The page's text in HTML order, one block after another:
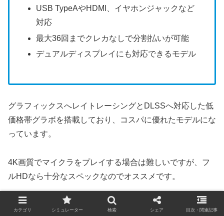
USB TypeAやHDMI、イヤホンジャックなど
対応
最大36回までクレカなしで分割払いが可能
デュアルディスプレイにも対応できるモデル
グラフィックスへレイトレーシングとDLSSへ対応した低
価格帯グラボを搭載しており、コスパに優れたモデルにな
っています。
4K画質でマイクラをプレイする場合は難しいですが、フ
ルHDなら十分なスペックなのでオススメです。
マウスコンピューター
カテゴリ シミュレーター 検索 シェア 目次・関連記事